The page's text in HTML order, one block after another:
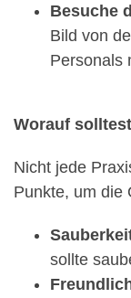
Besuche
Bild von
Personals
Worauf
Nicht jede
Punkte, um die
sollte